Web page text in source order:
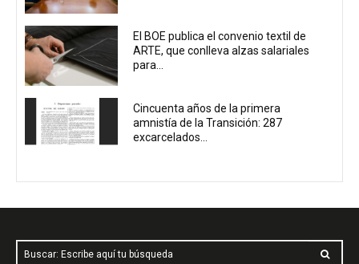
El BOE publica el convenio textil de
ARTE, que conlleva alzas salariales
para...
Cincuenta años de la primera
amnistía de la Transición: 287
excarcelados...
Buscar: Escribe aquí tu búsqueda